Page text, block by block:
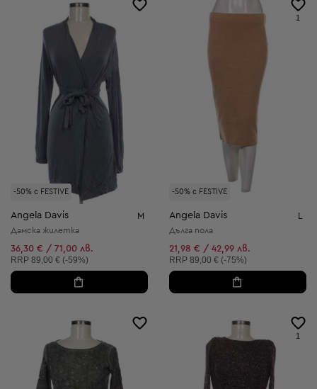
-50% с FESTIVE
Angela Davis M
Дамска жилетка
36,30 € / 71,00 лв.
Препоръчителна цена:
RRP 89,00 € (-59%)
-50% с FESTIVE
1
Angela Davis L
Дълга пола
21,98 € / 42,99 лв.
Препоръчителна цена:
RRP 89,00 € (-75%)
1